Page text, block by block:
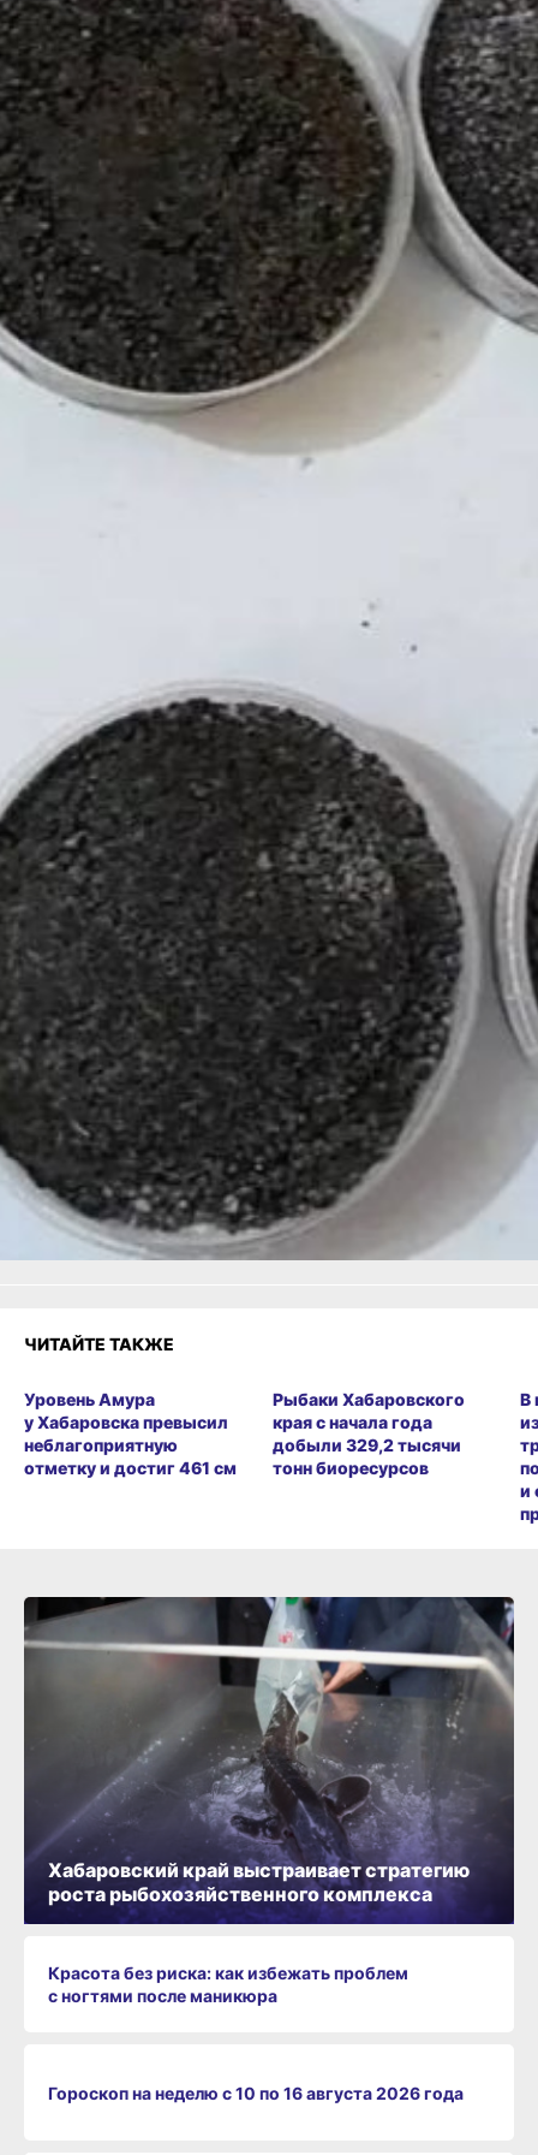
ресурсов, охраняемых
в том числе Красной
книгой РФ
и международными
договорами, сообщает
официальный канал
"Прокуратура
Хабаровского края".
Следствие установило,
что женщина согласилась
за 100 тысяч рублей
доставить груз
до Москвы. После
уточнения у заказчика,
что
в мешках — осетровая
икра, она договорилась
о содействии с мужчиной
из Ставропольского края.
В результате оперативных
осуществлялось
Северным МСО СУ СК
России по Хабаровскому
краю и ЕАО. В настоящее
время уголовное дело
направлено
в Краснофлотский
районный суд Хабаровска
для рассмотрения.
В ТЕМУ:
В Хабаровске
пенсионерке выплатят
150 тысяч рублей
за травму на вокзале
Читайте нас в соцсетях:
ВКонтакте
Одноклассники,
Телеграм
Яндекс.ДзениМАКС
Как вам материал?
Огонь!
Супер
Удивило
Грустно
Злость
Разочарование
ЧИТАЙТЕ ТАКЖЕ
Уровень Амура
у Хабаровска превысил
неблагоприятную
отметку и достиг 461 см
Рыбаки Хабаровского
края с начала года
добыли 329,2 тысячи
тонн биоресурсов
В
и
Хабаровский край выстраивает стратегию
роста рыбохозяйственного комплекса
Красота без риска: как избежать проблем
с ногтями после маникюра
Гороскоп на неделю с 10 по 16 августа 2026 года